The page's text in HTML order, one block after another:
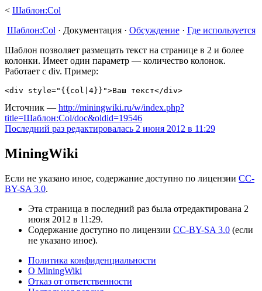
< Шаблон:Col
Шаблон:Col · Документация· Обсуждение· Где используется
Шаблон позволяет размещать текст на странице в 2 и более
колонки. Имеет один параметр — количество колонок.
Работает с div. Пример:
Источник — http://miningwiki.ru/w/index.php?
title=Шаблон:Col/doc&oldid=19546
Последний раз редактировалась 2 июня 2012 в 11:29
MiningWiki
Если не указано иное, содержание доступно по лицензии CC-
BY-SA 3.0.
Эта страница в последний раз была отредактирована 2
июня 2012 в 11:29.
Содержание доступно по лицензии CC-BY-SA 3.0 (если
не указано иное).
Политика конфиденциальности
О MiningWiki
Отказ от ответственности